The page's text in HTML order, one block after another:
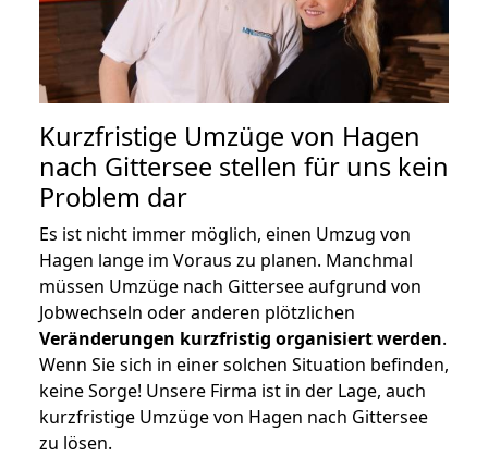
Kurzfristige Umzüge von Hagen
nach Gittersee stellen für uns kein
Problem dar
Es ist nicht immer möglich, einen Umzug von
Hagen lange im Voraus zu planen. Manchmal
müssen Umzüge nach Gittersee aufgrund von
Jobwechseln oder anderen plötzlichen
Veränderungen kurzfristig organisiert werden.
Wenn Sie sich in einer solchen Situation befinden,
keine Sorge! Unsere Firma ist in der Lage, auch
kurzfristige Umzüge von Hagen nach Gittersee
zu lösen.